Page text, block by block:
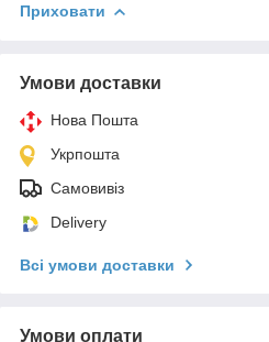
Приховати
Умови доставки
Нова Пошта
Укрпошта
Самовивіз
Delivery
Всі умови доставки
Умови оплати